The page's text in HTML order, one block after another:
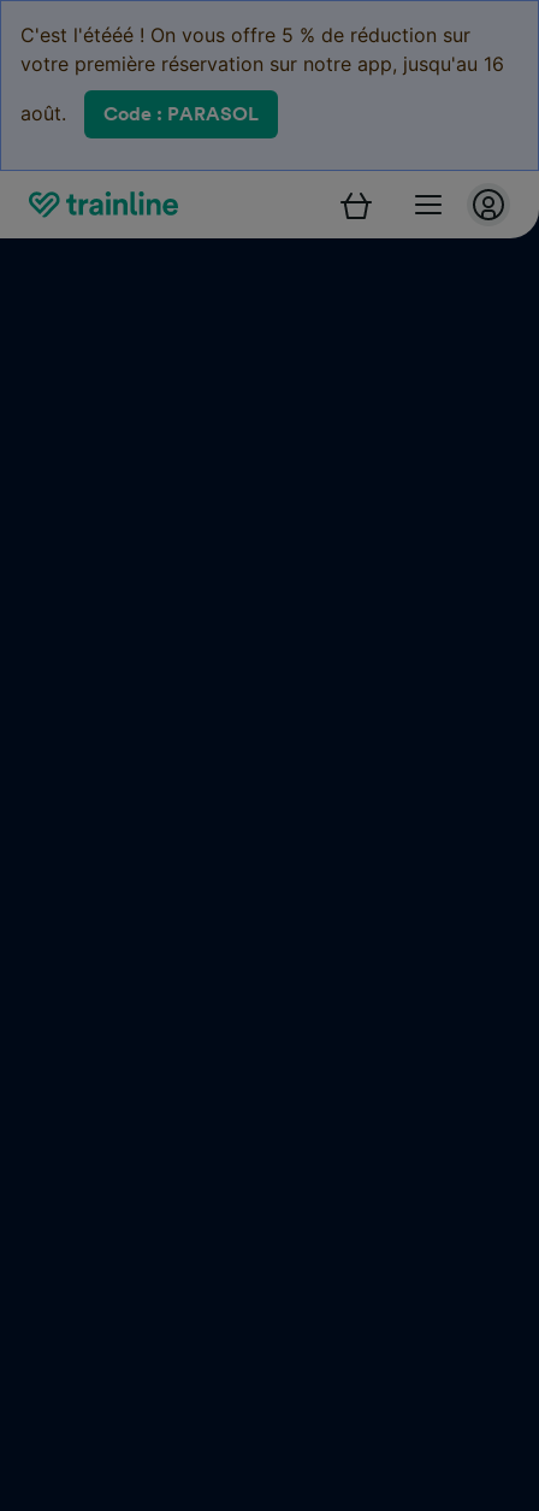
C'est l'étééé ! On vous offre 5 % de réduction sur
votre première réservation sur notre app, jusqu'au 16
août. Code : PARASOL